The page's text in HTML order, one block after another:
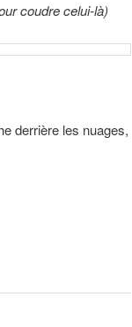
coudre celui-là)
derrière les nuages,